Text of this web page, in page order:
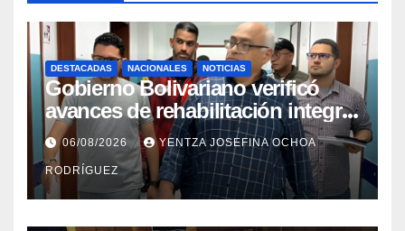
DESTACADAS NACIONALES NOTICIAS
Gobierno Bolivariano verificó
avances de rehabilitación integral
en el Hospital Dr. José María
Vargas
06/08/2026 YENTZA JOSEFINA OCHOA
RODRÍGUEZ